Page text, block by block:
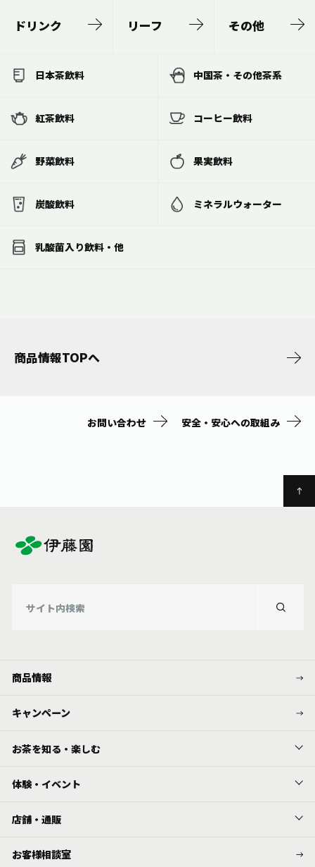
ドリンク リーフ その他
日本茶飲料 中国茶・その他茶系
紅茶飲料 コーヒー飲料
野菜飲料 果実飲料
炭酸飲料 ミネラルウォーター
乳酸菌入り飲料・他
商品情報TOPへ
お問い合わせ 安全・安心への取組み
商品情報
キャンペーン
お茶を知る・楽しむ
体験・イベント
店舗・通販
お客様相談室